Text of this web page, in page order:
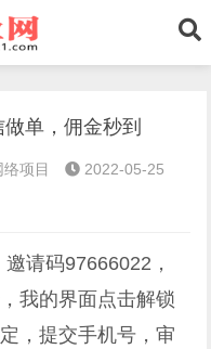
单，佣金秒到
络项目
2022-05-25
请码97666022，
我的界面点击解锁
，提交手机号，审